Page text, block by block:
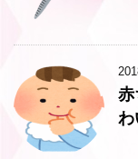
赤
わ